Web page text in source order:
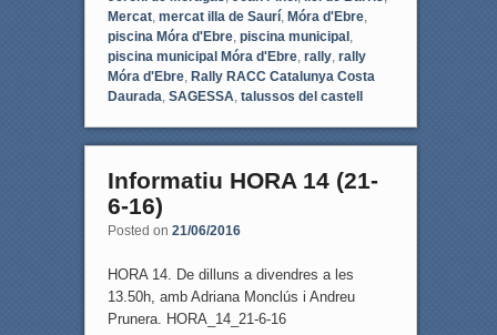
Mercat, mercat illa de Saurí, Móra d'Ebre,
piscina Móra d'Ebre, piscina municipal ,
piscina municipal Móra d'Ebre, rally, rally
Móra d'Ebre, Rally RACC Catalunya Costa
Daurada, SAGESSA, talussos del castell
Informatiu HORA 14 (21-
6-16)
Posted on 21/06/2016
HORA 14. De dilluns a divendres a les
13.50h, amb Adriana Monclús i Andreu
Prunera. HORA_14_21-6-16